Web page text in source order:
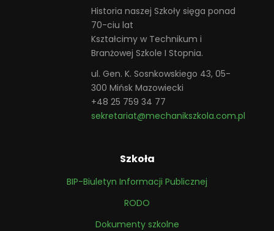
Historia naszej Szkoły sięga ponad
70-ciu lat
Kształcimy w Technikum i
Branżowej Szkole I Stopnia.
ul. Gen. K. Sosnkowskiego 43, 05-
300 Mińsk Mazowiecki
+48 25 759 34 77
sekretariat@mechanikszkola.com.pl
Szkoła
BIP-Biuletyn Informacji Publicznej
RODO
Dokumenty szkolne